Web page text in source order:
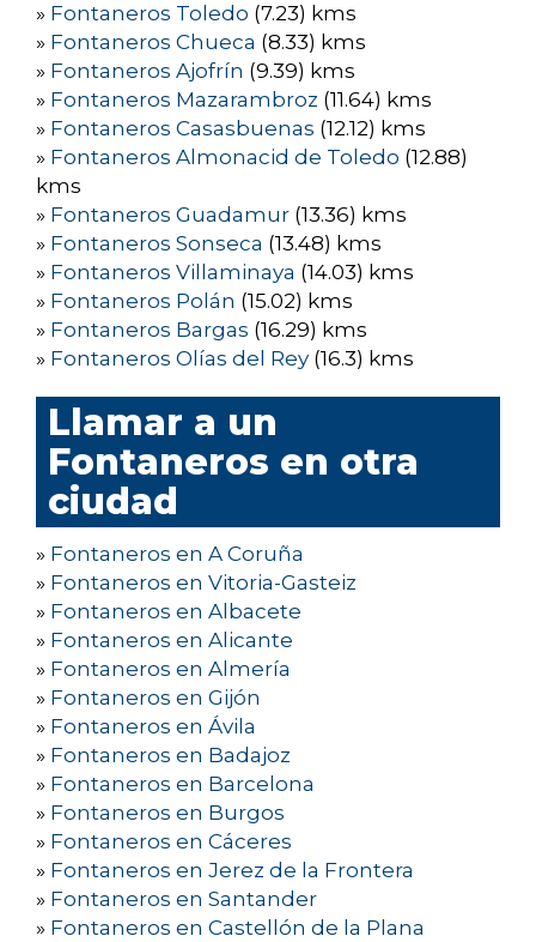
» Fontaneros Toledo (7.23) kms
» Fontaneros Chueca (8.33) kms
» Fontaneros Ajofrín (9.39) kms
» Fontaneros Mazarambroz (11.64) kms
» Fontaneros Casasbuenas (12.12) kms
» Fontaneros Almonacid de Toledo (12.88)
kms
» Fontaneros Guadamur (13.36) kms
» Fontaneros Sonseca (13.48) kms
» Fontaneros Villaminaya (14.03) kms
» Fontaneros Polán (15.02) kms
» Fontaneros Bargas (16.29) kms
» Fontaneros Olías del Rey (16.3) kms
Llamar a un
Fontaneros en otra
ciudad
» Fontaneros en A Coruña
» Fontaneros en Vitoria-Gasteiz
» Fontaneros en Albacete
» Fontaneros en Alicante
» Fontaneros en Almería
» Fontaneros en Gijón
» Fontaneros en Ávila
» Fontaneros en Badajoz
» Fontaneros en Barcelona
» Fontaneros en Burgos
» Fontaneros en Cáceres
» Fontaneros en Jerez de la Frontera
» Fontaneros en Santander
» Fontaneros en Castellón de la Plana